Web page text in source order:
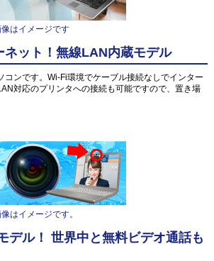
はイメージです
ネット！無線LAN内蔵モデル
コンです。Wi-Fi環境でケーブル接続なしでインター
対応のプリンタへの接続も可能ですので、置き場
はイメージです。
デル！ 世界中と無料ビデオ通話も